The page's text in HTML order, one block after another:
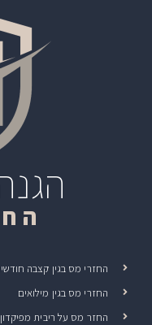
החזרי מס בגין קצבה
החזרי מס בגין מילואים
החזר מס על ריבית מפיקדון